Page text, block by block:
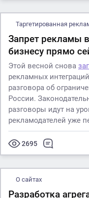
Таргетированная
Запрет рекламы
бизнесу прямо
Этой весной снова
рекламных
разговора об
России.
разговоры идут на
рекламодателей уже
2695
О сайтах
Разработка